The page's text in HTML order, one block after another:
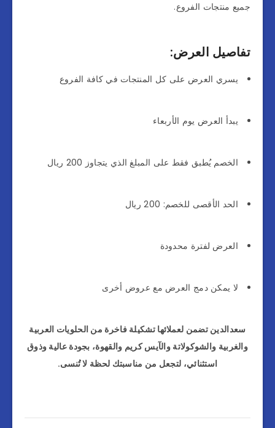
جميع منتجات الفروع.
تفاصيل العرض:
يسري العرض على كل المنتجات في كافة الفروع
يبدأ العرض يوم الأربعاء
الخصم يُطبق فقط على المبلغ الذي يتجاوز 200 ريال
الحد الأقصى للخصم: 200 ريال
العرض لفترة محدودة
لا يمكن دمج العرض مع عروض أخرى
سعدالدين تضمن لعملائها تشكيلة فاخرة من الحلويات العربية
والغربية والشوكولاتة والآيس كريم والقهوة، بجودة عالية وذوق
استثنائي، لتجعل من مناسبتك لحظة لا تُنسى.